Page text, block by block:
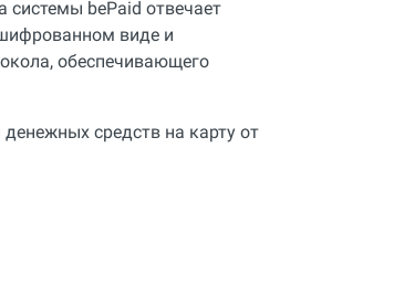
системы bePaid отвечает
виде и
обеспечивающего
средств на карту от